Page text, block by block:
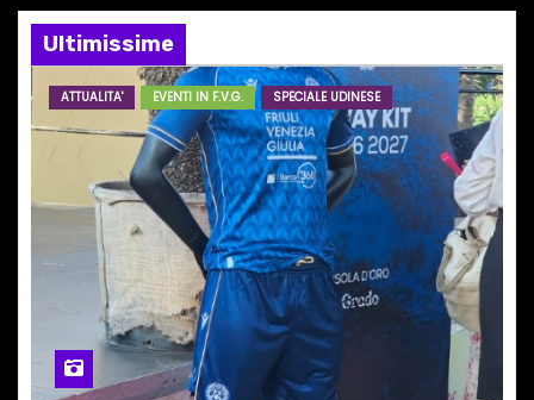
e
a
r
i
c
l
Ultimissime
ATTUALITA' EVENTI IN F.V.G. SPECIALE UDINESE